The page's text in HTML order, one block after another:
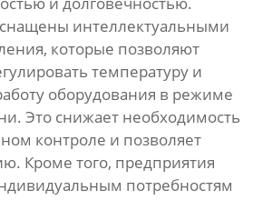
интеллектуальными
которые позволяют
температуру и
оборудования в режиме
Это снижает необходимость
контроле и позволяет
Кроме того, предприятия
потребностям